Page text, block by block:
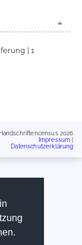
| 1
Handschriftencensus 2026
Impressum
Datenschutzerklärung